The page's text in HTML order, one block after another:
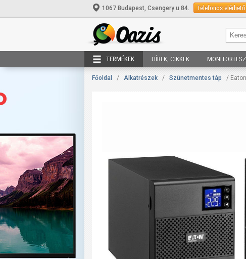
1067 Budapest, Csengery u 84. Telefonos
TERMÉKEK HÍREK, CIKKEK
Főoldal / Alkatrészek / Szünetmentes táp /